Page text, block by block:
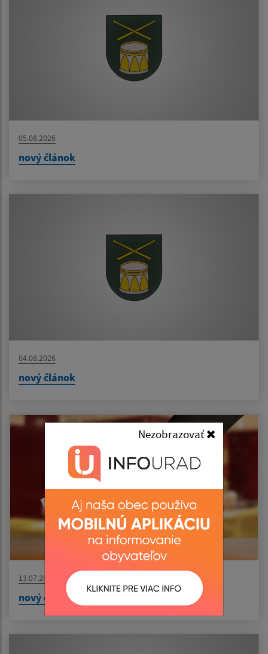
Nezobrazovať
05.08.2026
nový článok
04.08.2026
nový článok
13.07.2026
nový článok